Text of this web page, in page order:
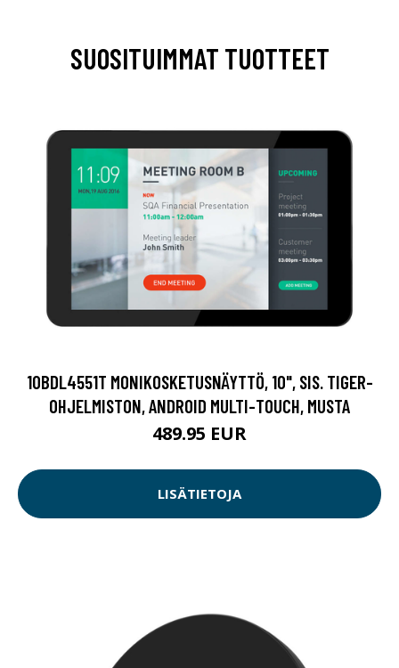
SUOSITUIMMAT TUOTTEET
10BDL4551T MONIKOSKETUSNÄYTTÖ, 10", SIS. TIGER-
OHJELMISTON, ANDROID MULTI-TOUCH, MUSTA
489.95 EUR
LISÄTIETOJA